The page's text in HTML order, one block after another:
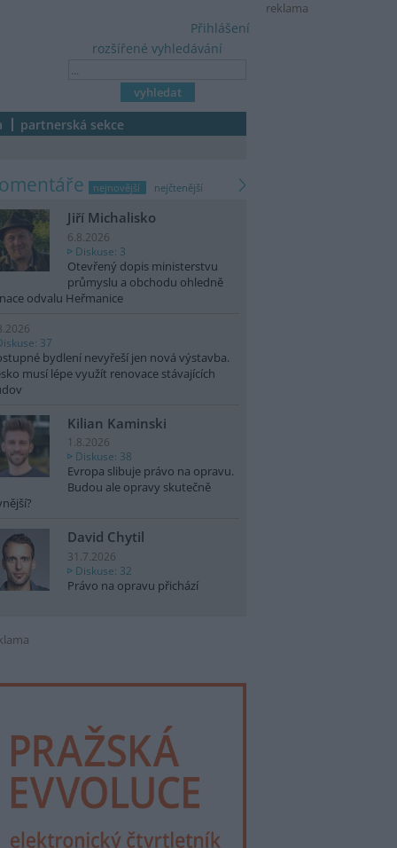
reklama
rozšířené vyhledávání
Přihlášení
partnerská sekce
nejnovější nejčtenější
Jiří Michalisko
6.8.2026
Diskuse: 3
Otevřený dopis ministerstvu
průmyslu a obchodu ohledně
odvalu Heřmanice
37
bydlení nevyřeší jen nová výstavba.
musí lépe využít renovace stávajících
Kilian Kaminski
1.8.2026
Diskuse: 38
Evropa slibuje právo na opravu.
Budou ale opravy skutečně
David Chytil
31.7.2026
Diskuse: 32
Právo na opravu přichází